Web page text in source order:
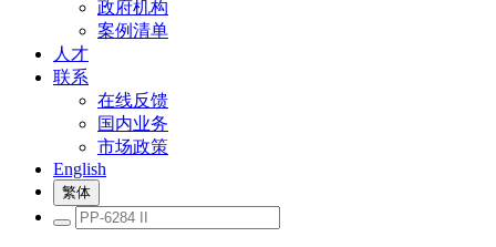
政府机构
案例清单
人才
联系
在线反馈
国内业务
市场政策
English
繁体